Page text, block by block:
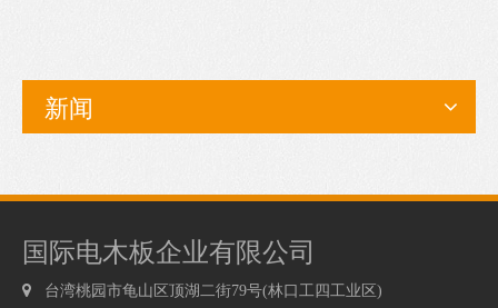
新闻
国际电木板企业有限公司
 台湾桃园市龟山区顶湖二街79号(林口工四工业区)